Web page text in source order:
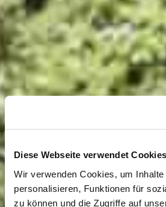
Diese Webseite verwendet Cookies
Wir verwenden Cookies, um
personalisieren, Funktionen für
zu können und die Zugriffe auf